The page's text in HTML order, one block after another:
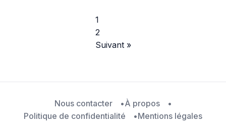
1
2
Suivant »
Nous contacter
À propos
Politique de confidentialité
Mentions légales